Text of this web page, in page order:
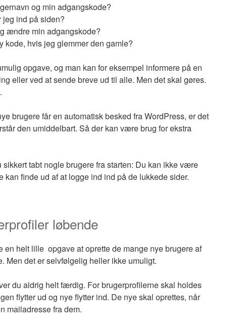
og min adgangskode?
jeg ind på siden?
ændre min adgangskode?
kode, hvis jeg glemmer den gamle?
opgave, og man kan for eksempel informere på en
eller ved at sende breve ud til alle. Men det skal gøres.
brugere får en automatisk besked fra WordPress, er det
den umiddelbart. Så der kan være brug for ekstra
tabt nogle brugere fra starten: Du kan ikke være
kan finde ud af at logge ind ind på de lukkede sider.
løbende
en helt lille opgave at oprette de mange nye brugere af
Men det er selvfølgelig heller ikke umuligt.
du aldrig helt færdig. For brugerprofilerne skal holdes
flytter ud og nye flytter ind. De nye skal oprettes, når
mailadresse fra dem.